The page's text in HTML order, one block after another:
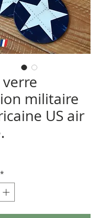
verre
militaire
US air
*